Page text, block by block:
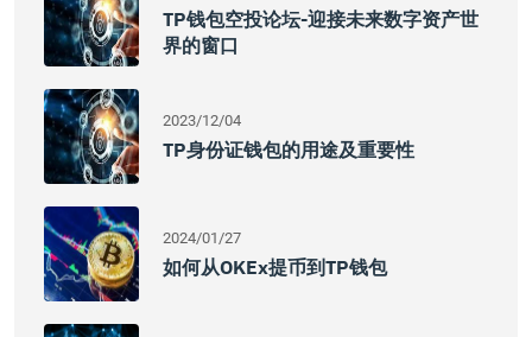
TP钱包空投论坛-迎接未来数字资产世
界的窗口
2023/12/04
TP身份证钱包的用途及重要性
2024/01/27
如何从OKEx提币到TP钱包